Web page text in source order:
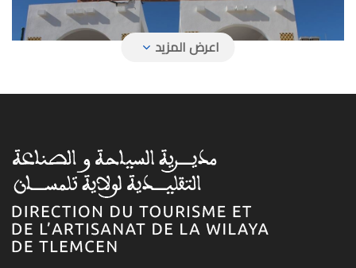
فندق تافنة
فندق حمام بوغرارة